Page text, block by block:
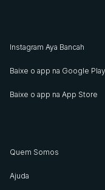
Instagram Aya Bancah
Baixe o app na Google Play
Baixe o app na App Store
Quem Somos
Ajuda